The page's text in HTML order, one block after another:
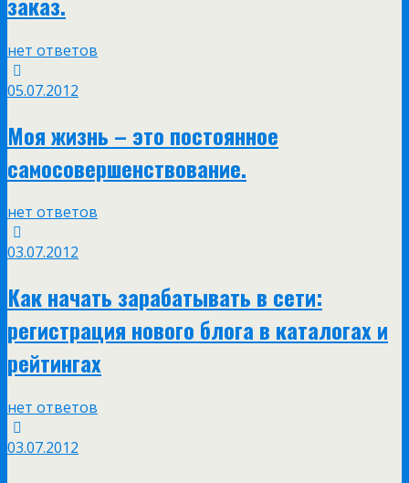
нет ответов
05.07.2012
Моя жизнь – это постоянное
самосовершенствование.
нет ответов
03.07.2012
Как начать зарабатывать в сети:
регистрация нового блога в каталогах и
рейтингах
нет ответов
03.07.2012